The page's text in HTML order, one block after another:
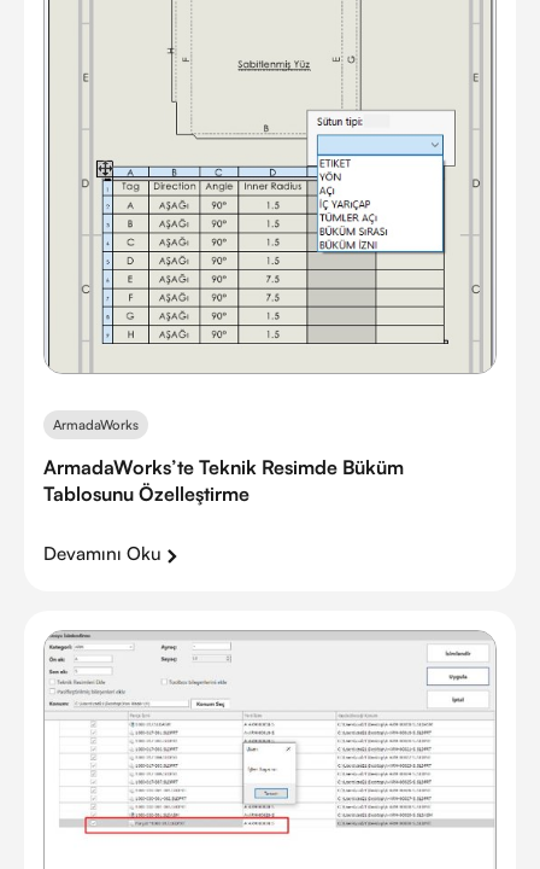
ArmadaWorks
ArmadaWorks’te Teknik Resimde Büküm
Tablosunu Özelleştirme
Devamını Oku